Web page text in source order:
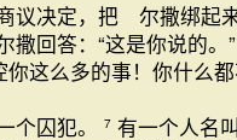
议决定，把 尔撒绑起
回答：“这是你说的。”
这么多的事！你什么
个囚犯。 7 有一个人名